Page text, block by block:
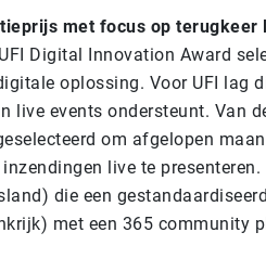
met focus op terugkeer
Digital Innovation Award
oplossing. Voor UFI lag
live events ondersteunt. Van
om afgelopen
live te
die een
met een 365 community